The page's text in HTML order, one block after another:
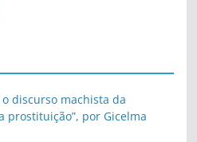
o discurso machista da
prostituição”, por Gicelma